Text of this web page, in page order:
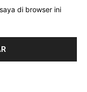
di browser ini